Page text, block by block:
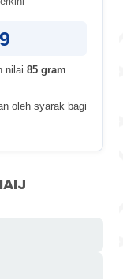
nilai 85 gram
oleh syarak bagi